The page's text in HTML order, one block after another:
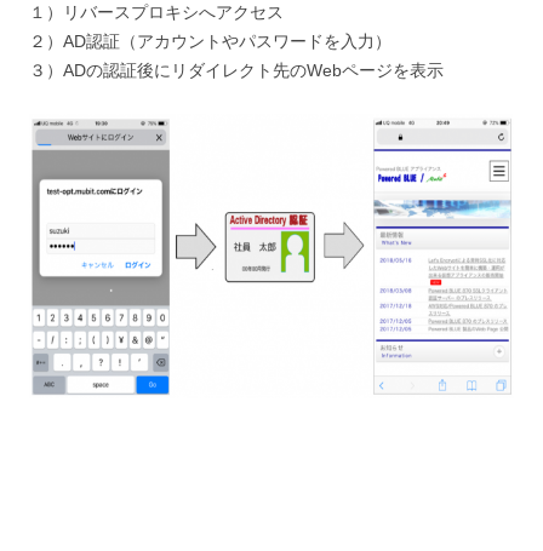
１）リバースプロキシへアクセス
２）AD認証（アカウントやパスワードを入力）
３）ADの認証後にリダイレクト先のWebページを表示